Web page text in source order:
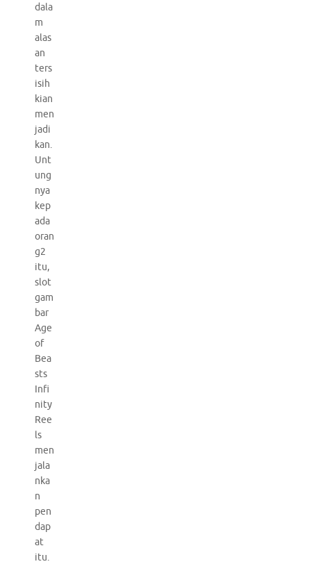
dala
m
alas
an
ters
isih
kian
men
jadi
kan.
Unt
ung
nya
kep
ada
oran
g2
itu,
slot
gam
bar
Age
of
Bea
sts
Infi
nity
Ree
ls
men
jala
nka
n
pen
dap
at
itu.